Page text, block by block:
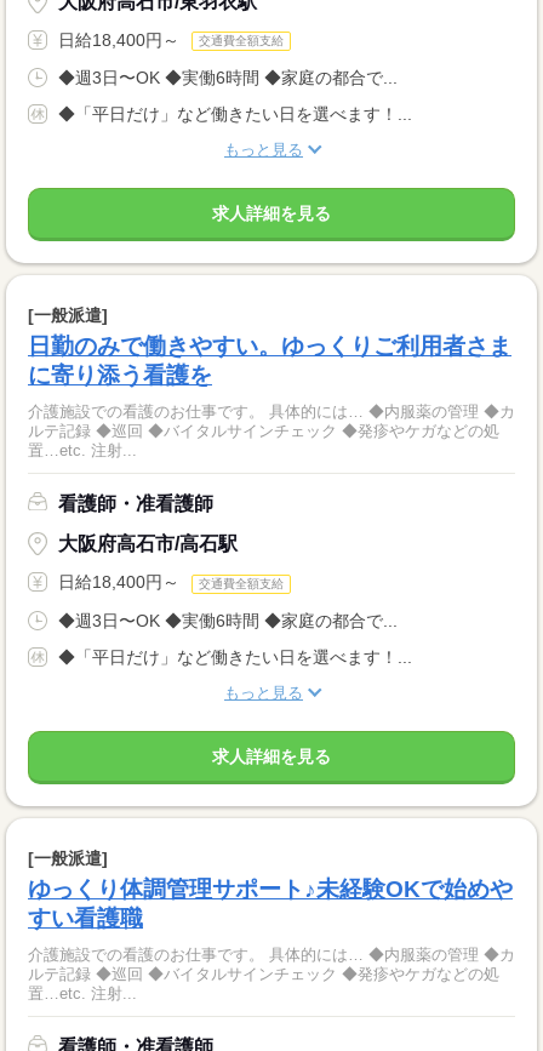
日給18,400円～ 交通費全額支給
◆週3日〜OK ◆実働6時間 ◆家庭の都合で...
◆「平日だけ」など働きたい日を選べます！...
もっと見る
求人詳細を見る
[一般派遣]
日勤のみで働きやすい。ゆっくりご利用者さま
に寄り添う看護を
介護施設での看護のお仕事です。 具体的には… ◆内服薬の管理 ◆カ
ルテ記録 ◆巡回 ◆バイタルサインチェック ◆発疹やケガなどの処
置…etc. 注射...
看護師・准看護師
大阪府高石市/高石駅
日給18,400円～ 交通費全額支給
◆週3日〜OK ◆実働6時間 ◆家庭の都合で...
◆「平日だけ」など働きたい日を選べます！...
もっと見る
求人詳細を見る
[一般派遣]
ゆっくり体調管理サポート♪未経験OKで始めや
すい看護職
介護施設での看護のお仕事です。 具体的には… ◆内服薬の管理 ◆カ
ルテ記録 ◆巡回 ◆バイタルサインチェック ◆発疹やケガなどの処
置…etc. 注射...
看護師・准看護師